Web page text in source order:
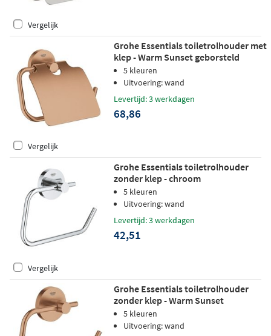
Vergelijk
Grohe Essentials toiletrolhouder met
klep - Warm Sunset geborsteld
5 kleuren
Uitvoering: wand
Levertijd: 3 werkdagen
68,86
Vergelijk
Grohe Essentials toiletrolhouder
zonder klep - chroom
5 kleuren
Uitvoering: wand
Levertijd: 3 werkdagen
42,51
Vergelijk
Grohe Essentials toiletrolhouder
zonder klep - Warm Sunset
geborsteld
5 kleuren
Uitvoering: wand